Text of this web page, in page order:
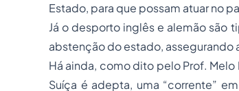
Estado, para que possam atuar no
Já o desporto inglês e alemão são
abstenção do estado, assegurando
Há ainda, como dito pelo Prof.
Suíça é adepta, uma “corrente”